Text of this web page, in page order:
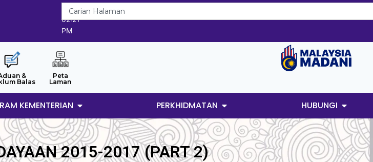
7/8/2026
02:21
PM
&
Balas
Peta
Laman
KEMENTERIAN PERKHIDMATAN HUBUNGI
2015-2017 (PART 2)